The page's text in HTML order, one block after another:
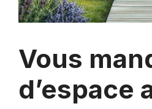
Vous
d’espace